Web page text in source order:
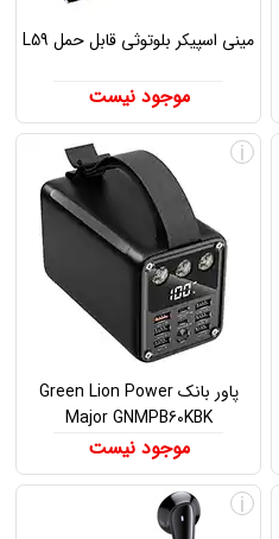
مینی اسپیکر بلوتوثی قابل حمل L59
موجود نیست
پاور بانک Green Lion Power
Major GNMPB60KBK
موجود نیست
i
i